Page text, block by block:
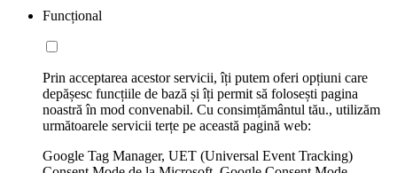
Funcțional
Prin acceptarea acestor servicii, îți putem oferi opțiuni care
depășesc funcțiile de bază și îți permit să folosești pagina
noastră în mod convenabil. Cu consimțământul tău., utilizăm
următoarele servicii terțe pe această pagină web:
Google Tag Manager, UET (Universal Event Tracking)